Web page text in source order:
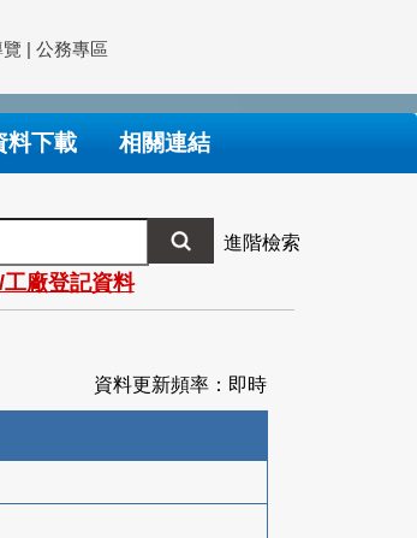
| 公務專區
料下載 相關連結
進階檢索
工廠登記資料
資料更新頻率：即時